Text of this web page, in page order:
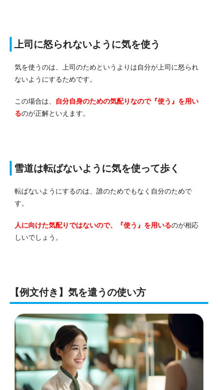
上司に怒られないように気を使う
気を使うのは、上司のためというよりは自分が上司に怒られ
ないようにするためです。
この場合は、
自分自身のための気配りなので『使う』を用い
るのが正解といえます。
雪道は転ばないように気を使って歩く
転ばないようにするのは、誰のためでもなく自分のためで
す。
人に向けた気配りではないので、『使う』を用いるのが相応
しいでしょう。
【例文付き】気を遣うの使い方